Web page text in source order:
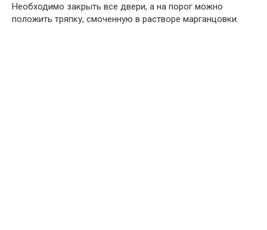
Необходимо закрыть все двери, а на порог можно
положить тряпку, смоченную в растворе марганцовки.